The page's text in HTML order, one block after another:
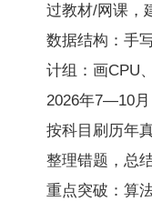
过教材/网课，
数据结构：手
计组：画CPU
2026年7—10
按科目刷历年
整理错题，总
重点突破：算